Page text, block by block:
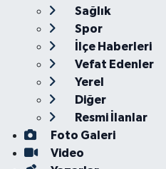
Sağlık
Spor
İlçe Haberleri
Vefat Edenler
Yerel
Diğer
Resmi İlanlar
Foto Galeri
Video